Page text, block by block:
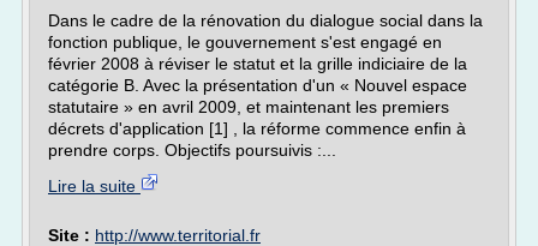
Dans le cadre de la rénovation du dialogue social dans la
fonction publique, le gouvernement s'est engagé en
février 2008 à réviser le statut et la grille indiciaire de la
catégorie B. Avec la présentation d'un « Nouvel espace
statutaire » en avril 2009, et maintenant les premiers
décrets d'application [1] , la réforme commence enfin à
prendre corps. Objectifs poursuivis :...
Lire la suite
Site : http://www.territorial.fr